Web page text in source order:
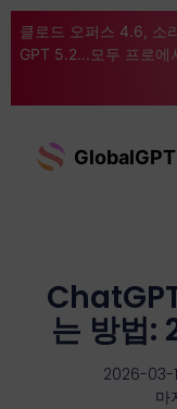
클로드 오퍼스 4.6, 소
GPT 5.2...모두 프로에
GlobalGPT
는 방법:
2026-03-
마